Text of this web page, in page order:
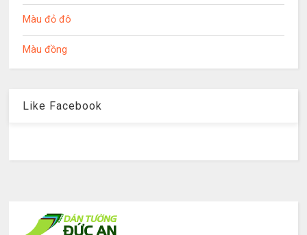
Màu đỏ đô
Màu đồng
Like Facebook